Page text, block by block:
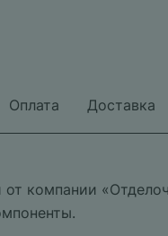
Оплата Доставка
от компании